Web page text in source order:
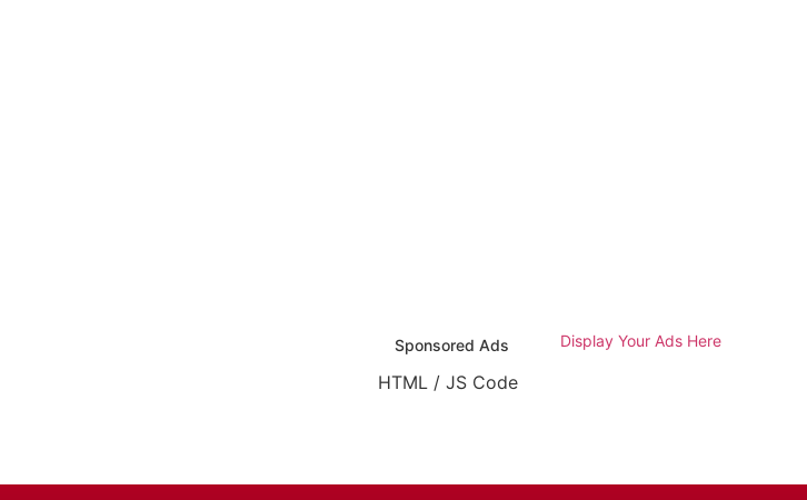
Sponsored Ads Display Your Ads Here
HTML / JS Code